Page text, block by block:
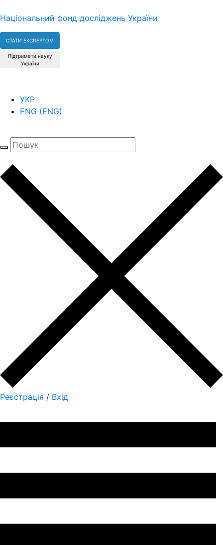
Національний фонд досліджень України
СТАТИ ЕКСПЕРТОМ
Підтримати науку
України
УКР
ENG (ENG)
Реєстрація / Вхід